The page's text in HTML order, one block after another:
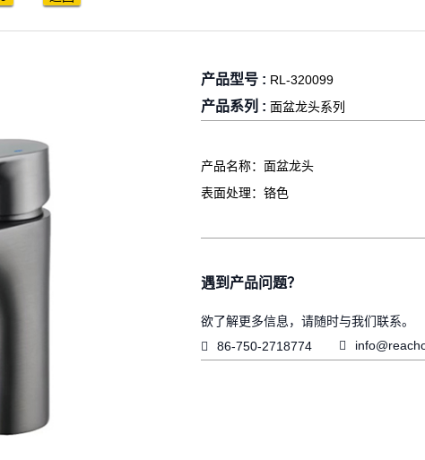
产品型号 : RL-320099
产品系列 : 面盆龙头系列
产品名称：面盆龙头
表面处理：铬色
遇到产品问题？
欲了解更多信息，请随时与我们联系。

86-750-2718774 